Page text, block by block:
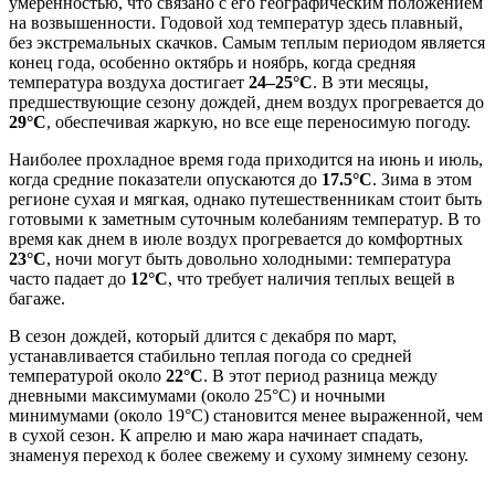
на возвышенности. Годовой ход температур здесь плавный,
без экстремальных скачков. Самым теплым периодом является
конец года, особенно октябрь и ноябрь, когда средняя
температура воздуха достигает 24–25°C. В эти месяцы,
предшествующие сезону дождей, днем воздух прогревается до
29°C, обеспечивая жаркую, но все еще переносимую погоду.
Наиболее прохладное время года приходится на июнь и июль,
когда средние показатели опускаются до 17.5°C. Зима в этом
регионе сухая и мягкая, однако путешественникам стоит быть
готовыми к заметным суточным колебаниям температур. В то
время как днем в июле воздух прогревается до комфортных
23°C, ночи могут быть довольно холодными: температура
часто падает до 12°C, что требует наличия теплых вещей в
багаже.
В сезон дождей, который длится с декабря по март,
устанавливается стабильно теплая погода со средней
температурой около 22°C. В этот период разница между
дневными максимумами (около 25°C) и ночными
минимумами (около 19°C) становится менее выраженной, чем
в сухой сезон. К апрелю и маю жара начинает спадать,
знаменуя переход к более свежему и сухому зимнему сезону.